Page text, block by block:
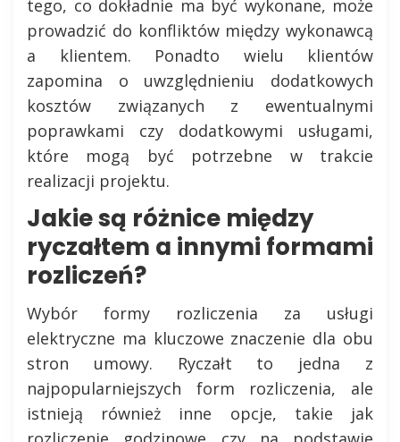
tego, co dokładnie ma być wykonane, może
prowadzić do konfliktów między wykonawcą
a klientem. Ponadto wielu klientów
zapomina o uwzględnieniu dodatkowych
kosztów związanych z ewentualnymi
poprawkami czy dodatkowymi usługami,
które mogą być potrzebne w trakcie
realizacji projektu.
Jakie są różnice między
ryczałtem a innymi formami
rozliczeń?
Wybór formy rozliczenia za usługi
elektryczne ma kluczowe znaczenie dla obu
stron umowy. Ryczałt to jedna z
najpopularniejszych form rozliczenia, ale
istnieją również inne opcje, takie jak